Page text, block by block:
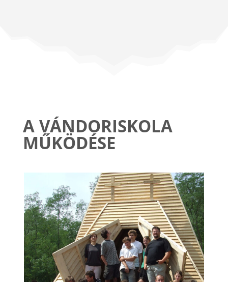
A VÁNDORISKOLA
MŰKÖDÉSE